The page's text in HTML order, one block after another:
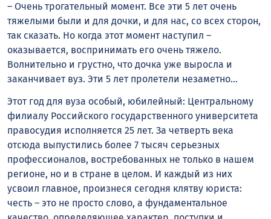
– Очень трогательный момент. Все эти 5 лет очень
тяжелыми были и для дочки, и для нас, со всех сторон,
так сказать. Но когда этот момент наступил –
оказывается, воспринимать его очень тяжело.
Волнительно и грустно, что дочка уже выросла и
заканчивает вуз. Эти 5 лет пролетели незаметно…
Этот год для вуза особый, юбилейный: Центральному
филиалу Российского государственного университета
правосудия исполняется 25 лет. За четверть века
отсюда выпустились более 7 тысяч серьезных
профессионалов, востребованных не только в нашем
регионе, но и в стране в целом. И каждый из них
усвоил главное, произнеся сегодня клятву юриста:
честь – это не просто слово, а фундаментальное